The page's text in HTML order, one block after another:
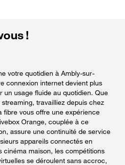
!
votre quotidien à Ambly-sur-
connexion internet devient plus
un usage fluide au quotidien. Que
travailliez depuis chez
fibre vous offre une expérience
Orange, couplée à ce
assure une continuité de service
appareils connectés en
cinéma maison, les compétitions
se déroulent sans accroc,